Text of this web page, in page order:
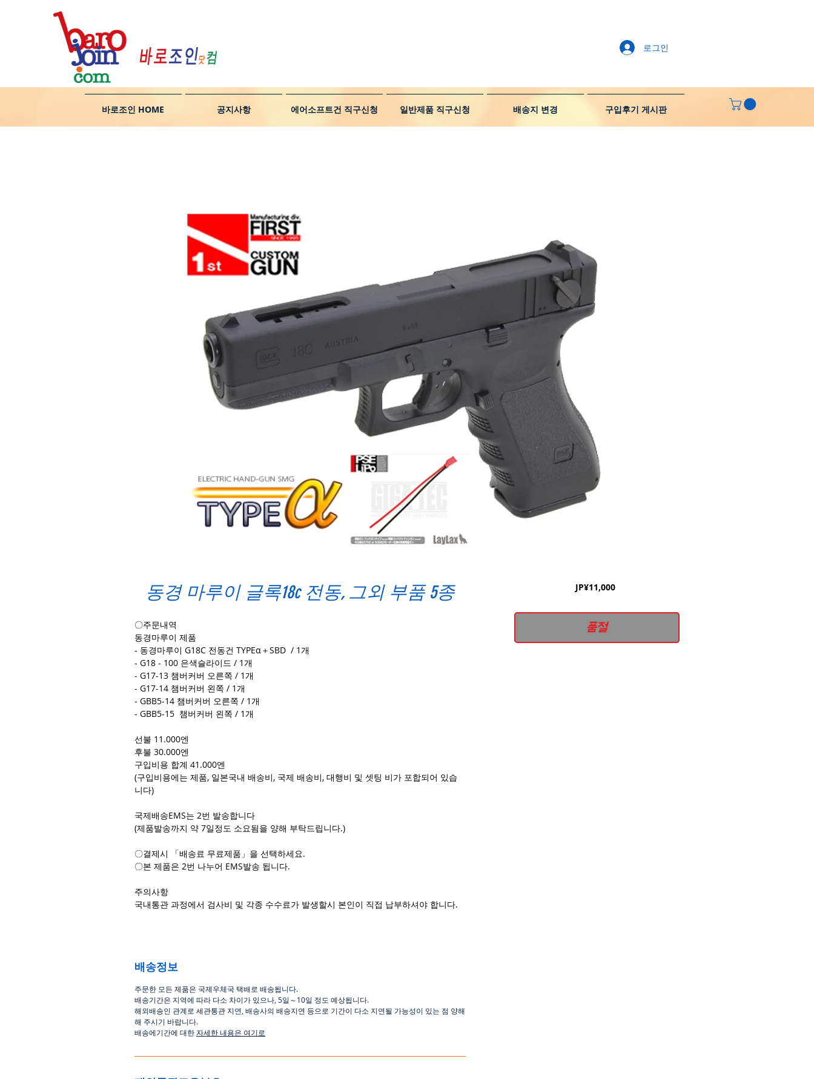
바로조인 HOME 공지사항 에어소프트건 직구신청 일반제품 직구신청 배송지 변경 구입후기 게시판
로그인
동경 마루이 글록18c 전동, 그외 부품 5종
〇주문내역
동경마루이 제품
- 동경마루이 G18C 전동건 TYPEα＋SBD / 1개
- G18 - 100 은색슬라이드 / 1개
- G17-13 챔버커버 오른쪽 / 1개
- G17-14 챔버커버 왼쪽 / 1개
- GBB5-14 챔버커버 오른쪽 / 1개
- GBB5-15 챔버커버 왼쪽 / 1개
선불 11.000엔
후불 30.000엔
구입비용 합계 41.000엔
(구입비용에는 제품, 일본국내 배송비, 국제 배송비, 대행비 및 셋팅 비가 포합되어 있습
니다)
국제배송EMS는 2번 발송합니다
(제품발송까지 약 7일정도 소요됨을 양해 부탁드립니다.)
〇결제시 「배송료 무료제품」을 선택하세요.
〇본 제품은 2번 나누어 EMS발송 됩니다.
주의사항
국내통관 과정에서 검사비 및 각종 수수료가 발생할시 본인이 직접 납부하셔야 합니다.
배송정보
주문한 모든 제품은 국제우체국 택배로 배송됩니다.
배송기간은 지역에 따라 다소 차이가 있으나 5일～10일 정도 예상됩니다.
해외배송인 관계로 세관통관 지연, 배송사의 배송지연 등으로 기간이 다소 지연될 가능성이 있는 점 양해
해 주시기 바랍니다.
배송에기간에 대한자세한 내용은 여기로
JP¥11,000가
품절